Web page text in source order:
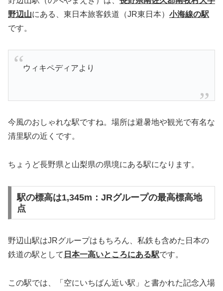
野辺山にある、東日本旅客鉄道（JR東日本） 小海線の駅
です。
ウィキペディアより
今風のおしゃれな駅ですね。場所は避暑地や観光で有名な
清里駅の近くです。
ちょうど長野県と山梨県の県境にある駅になります。
駅の標高は1,345m：JRグループの最高標高地
点
野辺山駅はJRグループはもちろん、私鉄も含めた日本の
鉄道の駅として 日本一高いところにある駅です。
この駅では、「空にいちばん近い駅」と書かれた記念入場